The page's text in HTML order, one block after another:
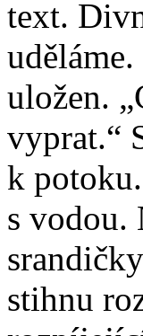
text.
uložen.
vyprat.“
k
s vodou.
stihnu